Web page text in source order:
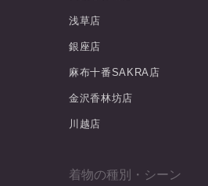
浅草店
銀座店
麻布十番SAKRA店
金沢香林坊店
川越店
着物の種別・シーン